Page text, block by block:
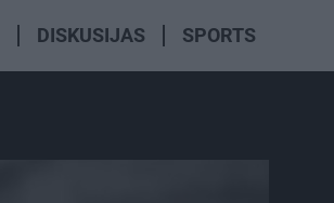
DISKUSIJAS SPORTS